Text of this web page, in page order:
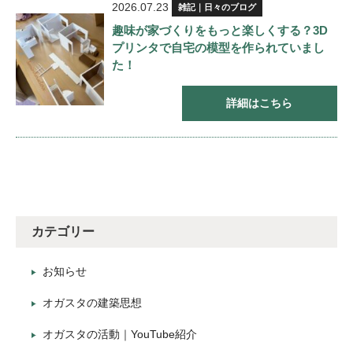
2026.07.23 雑記｜日々のブログ
趣味が家づくりをもっと楽しくする？3D
プリンタで自宅の模型を作られていまし
た！
詳細はこちら
カテゴリー
お知らせ
オガスタの建築思想
オガスタの活動｜YouTube紹介